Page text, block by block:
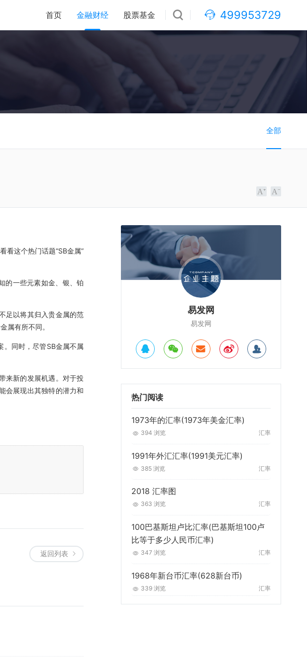
499953729
首页 金融财经 股票基金
全部
看这个热门话题“SB金属”
的一些元素如金、银、铂
足以将其归入贵金属的范
属有所不同。
。同时，尽管SB金属不属
来新的发展机遇。对于投
会展现出其独特的潜力和
返回列表
易发网
易发网
热门阅读
1973年的汇率(1973年美金汇率)
394 浏览 汇率
1991年外汇汇率(1991美元汇率)
385 浏览 汇率
2018 汇率图
363 浏览 汇率
100巴基斯坦卢比汇率(巴基斯坦100卢
比等于多少人民币汇率)
347 浏览 汇率
1968年新台币汇率(628新台币)
339 浏览 汇率